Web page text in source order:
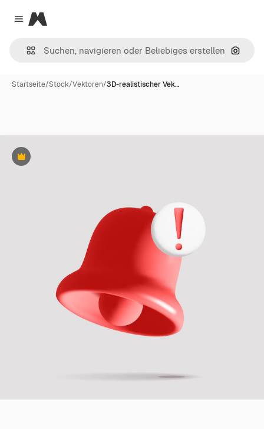
Close menu
Magnific
Nach
Startseite/Stock/Vektoren/3D-realistischer Vek…
Premium